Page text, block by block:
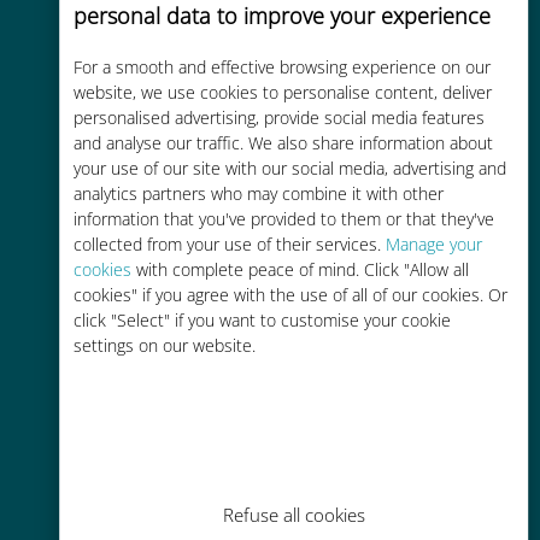
personal data to improve your experience
For a smooth and effective browsing experience on our
website, we use cookies to personalise content, deliver
personalised advertising, provide social media features
and analyse our traffic. We also share information about
your use of our site with our social media, advertising and
analytics partners who may combine it with other
information that you've provided to them or that they've
collected from your use of their services. Manage your
cookies with complete peace of mind. Click "Allow all
cookies" if you agree with the use of all of our cookies. Or
click "Select" if you want to customise your cookie
settings on our website.
Refuse all cookies
Uygun maliyetli
Mevcut operatörünüzle dolaşım
ücretlerinden %90'a kadar daha
ucuz
Kolay doldurma
Ubigi uygulaması aracılığıyla her